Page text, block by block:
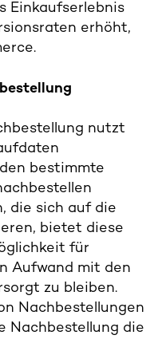
Einkaufserlebnis
erhöht,
nutzt
bestimmte
die sich auf die
bietet diese
für
Aufwand mit den
zu bleiben.
Nachbestellungen
Nachbestellung die